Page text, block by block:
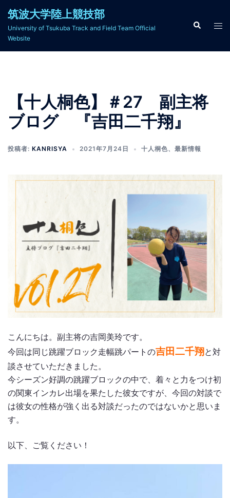
筑波大学陸上競技部
University of Tsukuba Track and Field Team Official
Website
検
索
ト
ル
【十人桐色】＃27 副主将
ブログ 『吉田二千翔』
投稿者: KANRISYA 2021年7月24日 十人桐色、 最新情報
こんにちは。副主将の吉岡美玲です。
今回は同じ跳躍ブロック走幅跳パートの吉田二千翔と対
談させていただきました。
今シーズン好調の跳躍ブロックの中で、着々と力をつけ初
の関東インカレ出場を果たした彼女ですが、今回の対談で
は彼女の性格が強く出る対談だったのではないかと思いま
す。
以下、ご覧ください！